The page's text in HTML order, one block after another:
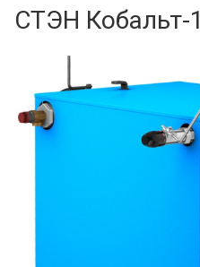
СТЭН Кобальт-